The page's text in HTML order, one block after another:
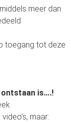
meer dan
toegang tot deze
ontstaan is….!
maar: